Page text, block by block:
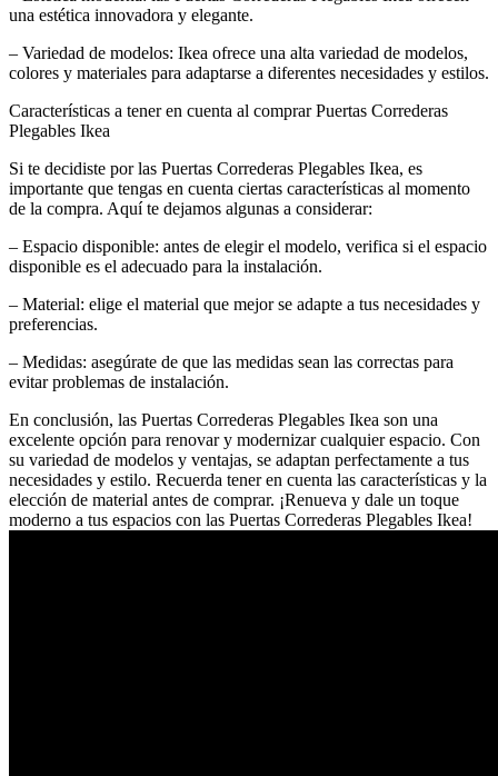
una estética innovadora y elegante.
– Variedad de modelos: Ikea ofrece una alta variedad de modelos,
colores y materiales para adaptarse a diferentes necesidades y estilos.
Características a tener en cuenta al comprar Puertas Correderas
Plegables Ikea
Si te decidiste por las Puertas Correderas Plegables Ikea, es
importante que tengas en cuenta ciertas características al momento
de la compra. Aquí te dejamos algunas a considerar:
– Espacio disponible: antes de elegir el modelo, verifica si el espacio
disponible es el adecuado para la instalación.
– Material: elige el material que mejor se adapte a tus necesidades y
preferencias.
– Medidas: asegúrate de que las medidas sean las correctas para
evitar problemas de instalación.
En conclusión, las Puertas Correderas Plegables Ikea son una
excelente opción para renovar y modernizar cualquier espacio. Con
su variedad de modelos y ventajas, se adaptan perfectamente a tus
necesidades y estilo. Recuerda tener en cuenta las características y la
elección de material antes de comprar. ¡Renueva y dale un toque
moderno a tus espacios con las Puertas Correderas Plegables Ikea!